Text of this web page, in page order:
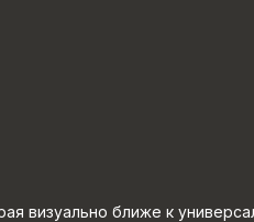
визуально ближе к